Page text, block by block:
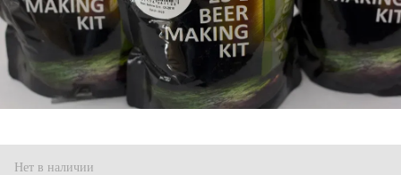
Нет в наличии